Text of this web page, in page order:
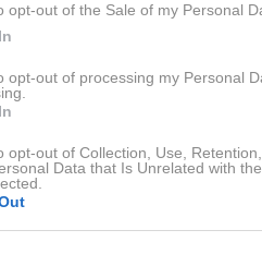
opt-out of the Sale of my Personal
opt-out of processing my Personal
opt-out of Collection, Use,
Data that Is Unrelated with
βαθύτερες στιβάδες της